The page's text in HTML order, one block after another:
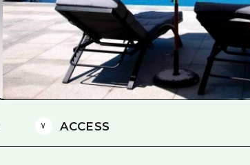
Östliches Yamaguchi
Ehime
Shimane
ACCESS